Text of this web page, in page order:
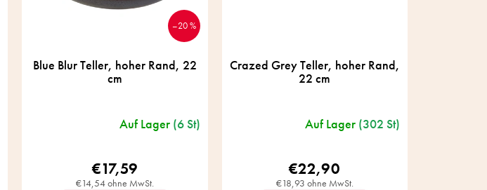
–20 %
Blue Blur Teller, hoher Rand, 22
cm
Auf Lager (6 St)
€14,54 ohne MwSt.
€17,59
Crazed Grey Teller, hoher Rand,
22 cm
Auf Lager (302 St)
€18,93 ohne MwSt.
€22,90